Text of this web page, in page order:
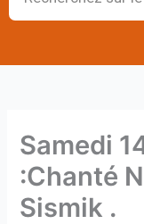
Samedi
:Chanté
Sismik .